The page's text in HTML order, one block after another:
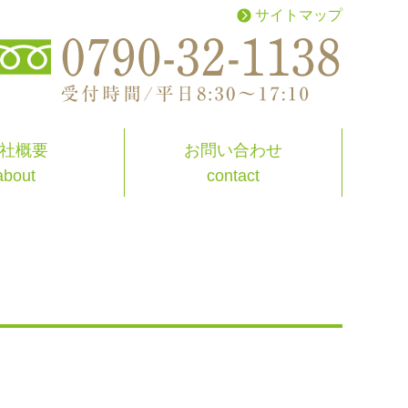
サイトマップ
概要
お問い合わせ
contact